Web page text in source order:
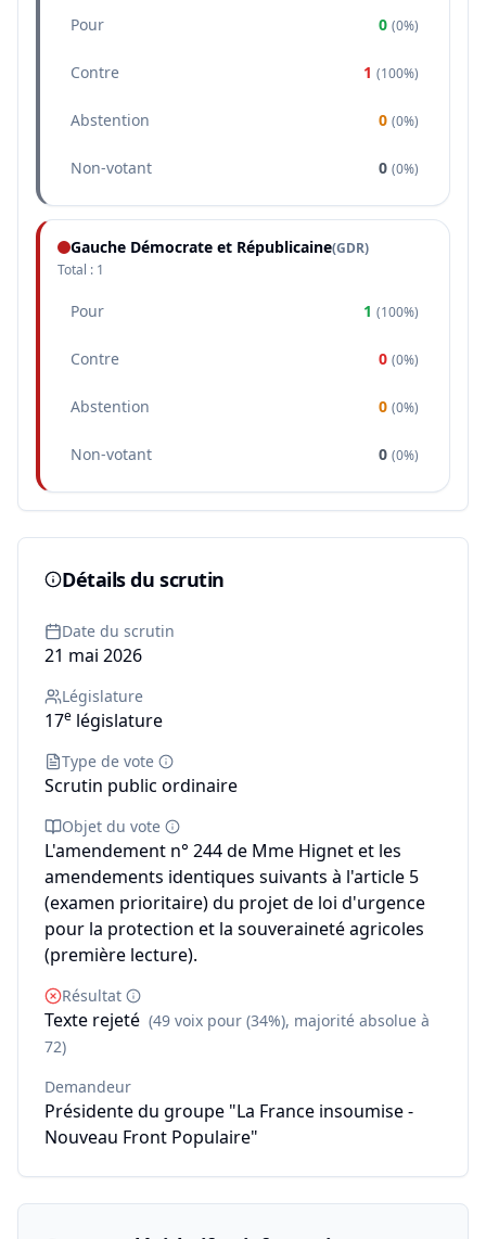
Pour 0 (0%)
Contre 1 (100%)
Abstention 0 (0%)
Non-votant 0 (0%)
Gauche Démocrate et Républicaine(GDR)
Total : 1
Pour 1 (100%)
Contre 0 (0%)
Abstention 0 (0%)
Non-votant 0 (0%)
Détails du scrutin
Date du scrutin
21 mai 2026
Législature
17e législature
Type de vote
Scrutin public ordinaire
Objet du vote
L'amendement n° 244 de Mme Hignet et les
amendements identiques suivants à l'article 5
(examen prioritaire) du projet de loi d'urgence
pour la protection et la souveraineté agricoles
(première lecture).
Résultat
Texte rejeté (49 voix pour (34%), majorité absolue à
72)
Demandeur
Présidente du groupe "La France insoumise -
Nouveau Front Populaire"